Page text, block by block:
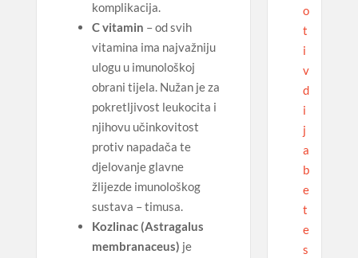
komplikacija.
C vitamin – od svih
vitamina ima najvažniju
ulogu u imunološkoj
obrani tijela. Nužan je za
pokretljivost leukocita i
njihovu učinkovitost
protiv napadača te
djelovanje glavne
žlijezde imunološkog
sustava – timusa.
Kozlinac (Astragalus
membranaceus) je
o
t
i
v
d
i
j
a
b
e
t
e
s